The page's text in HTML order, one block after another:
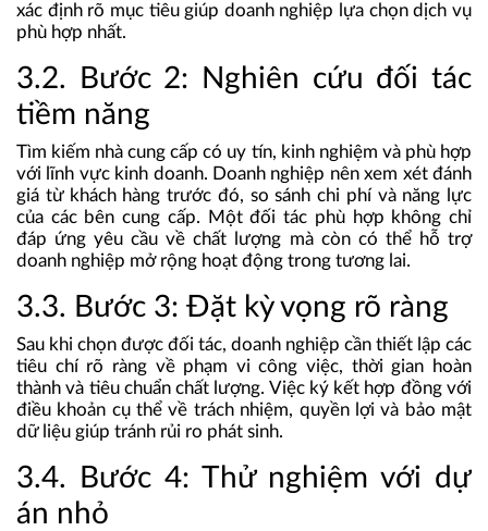
xác định rõ mục tiêu giúp doanh nghiệp lựa chọn dịch vụ
phù hợp nhất.
3.2. Bước 2: Nghiên cứu đối tác
tiềm năng
Tìm kiếm nhà cung cấp có uy tín, kinh nghiệm và phù hợp
với lĩnh vực kinh doanh. Doanh nghiệp nên xem xét đánh
giá từ khách hàng trước đó, so sánh chi phí và năng lực
của các bên cung cấp. Một đối tác phù hợp không chỉ
đáp ứng yêu cầu về chất lượng mà còn có thể hỗ trợ
doanh nghiệp mở rộng hoạt động trong tương lai.
3.3. Bước 3: Đặt kỳ vọng rõ ràng
Sau khi chọn được đối tác, doanh nghiệp cần thiết lập các
tiêu chí rõ ràng về phạm vi công việc, thời gian hoàn
thành và tiêu chuẩn chất lượng. Việc ký kết hợp đồng với
điều khoản cụ thể về trách nhiệm, quyền lợi và bảo mật
dữ liệu giúp tránh rủi ro phát sinh.
3.4. Bước 4: Thử nghiệm với dự
án nhỏ